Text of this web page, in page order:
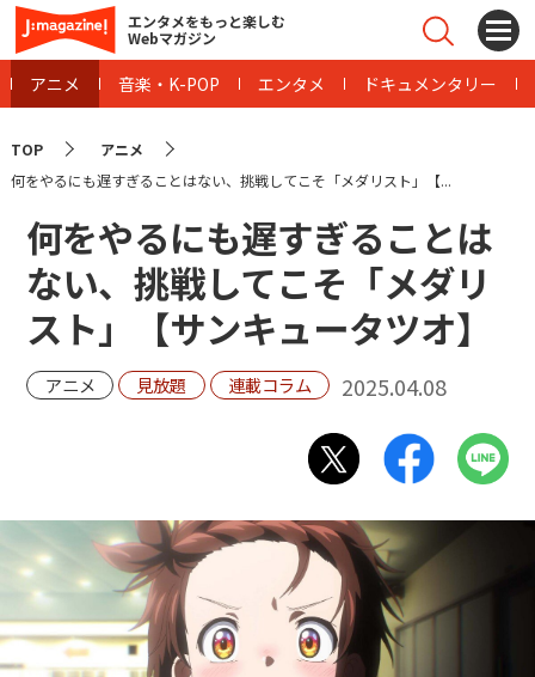
エンタメをもっと楽しむ
Webマガジン
アニメ 音楽・K-POP エンタメ ドキュメンタリー
TOP
アニメ
何をやるにも遅すぎることはない、挑戦してこそ「メダリスト」【...
何をやるにも遅すぎることは
ない、挑戦してこそ「メダリ
スト」【サンキュータツオ】
アニメ 見放題 連載コラム 2025.04.08